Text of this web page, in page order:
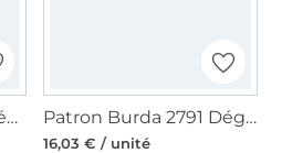
Patron Burda 2459 Déguisement Pirate et Casanova, en français Patron Burda 2791 Déguisement Vampire, en français
16,03 € / unité